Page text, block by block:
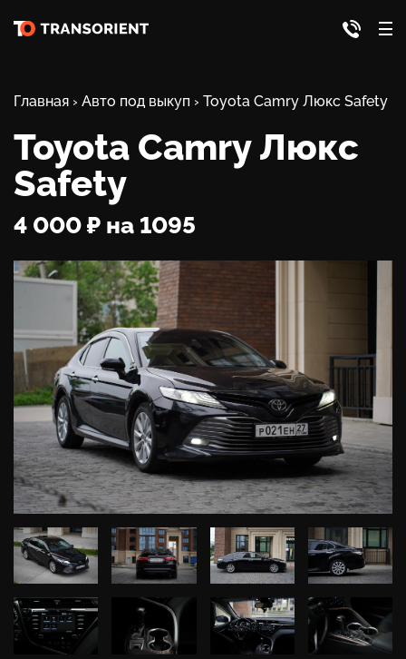
Главная › Авто под выкуп › Toyota Camry Люкс Safety
Toyota Camry Люкс
Safety
4 000 ₽ на 1095